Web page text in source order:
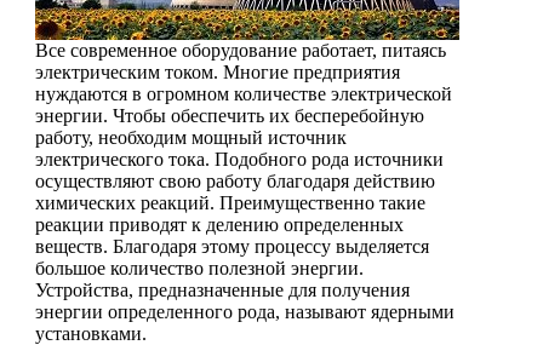
Все современное оборудование работает, питаясь
электрическим током. Многие предприятия
нуждаются в огромном количестве электрической
энергии. Чтобы обеспечить их бесперебойную
работу, необходим мощный источник
электрического тока. Подобного рода источники
осуществляют свою работу благодаря действию
химических реакций. Преимущественно такие
реакции приводят к делению определенных
веществ. Благодаря этому процессу выделяется
большое количество полезной энергии.
Устройства, предназначенные для получения
энергии определенного рода, называют ядерными
установками.